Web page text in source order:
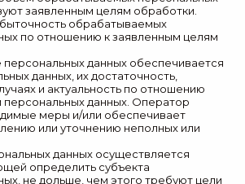
заявленным целям обработки.
обрабатываемых
по отношению к заявленным целям
данных обеспечивается
данных, их достаточность,
и актуальность по отношению
персональных данных. Оператор
меры и/или обеспечивает
или уточнению неполных или
данных осуществляется
определить субъекта
не дольше, чем этого требуют цели